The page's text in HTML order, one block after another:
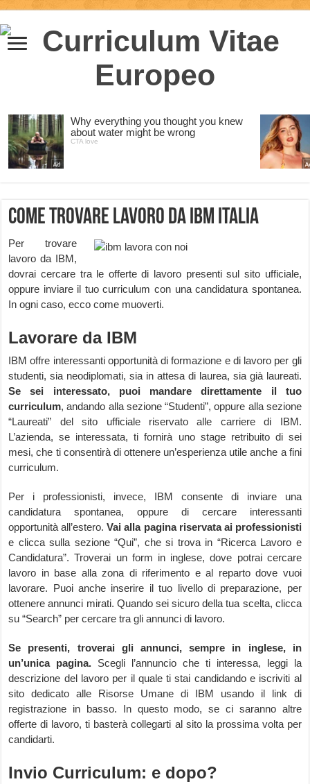
Come trovare lavoro da IBM Italia
Per trovare
lavoro da IBM,
dovrai cercare tra le offerte di lavoro presenti sul sito ufficiale,
oppure inviare il tuo curriculum con una candidatura spontanea.
In ogni caso, ecco come muoverti.
Lavorare da IBM
IBM offre interessanti opportunità di formazione e di lavoro per gli
studenti, sia neodiplomati, sia in attesa di laurea, sia già laureati.
Se sei interessato, puoi mandare direttamente il tuo
curriculum, andando alla sezione “Studenti”, oppure alla sezione
“Laureati” del sito ufficiale riservato alle carriere di IBM.
L’azienda, se interessata, ti fornirà uno stage retribuito di sei
mesi, che ti consentirà di ottenere un’esperienza utile anche a fini
curriculum.
Per i professionisti, invece, IBM consente di inviare una
candidatura spontanea, oppure di cercare interessanti
opportunità all’estero.Vai alla pagina riservata ai professionisti
e clicca sulla sezione “Qui”, che si trova in “Ricerca Lavoro e
Candidatura”. Troverai un form in inglese, dove potrai cercare
lavoro in base alla zona di riferimento e al reparto dove vuoi
lavorare. Puoi anche inserire il tuo livello di preparazione, per
ottenere annunci mirati. Quando sei sicuro della tua scelta, clicca
su “Search” per cercare tra gli annunci di lavoro.
Se presenti, troverai gli annunci, sempre in inglese, in
un’unica pagina. Scegli l’annuncio che ti interessa, leggi la
descrizione del lavoro per il quale ti stai candidando e iscriviti al
sito dedicato alle Risorse Umane di IBM usando il link di
registrazione in basso. In questo modo, se ci saranno altre
offerte di lavoro, ti basterà collegarti al sito la prossima volta per
candidarti.
Invio Curriculum: e dopo?